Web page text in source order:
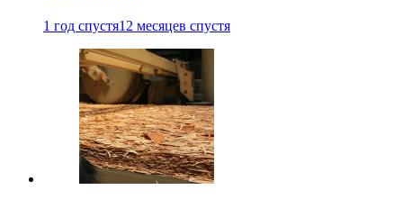
1 год спустя12 месяцев спустя